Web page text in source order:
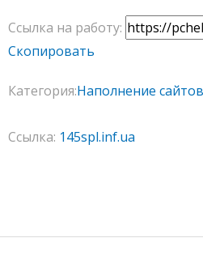
Ссылка на работу:
Скопировать
Категория:Наполнение сайтов
Ссылка: 145spl.inf.ua